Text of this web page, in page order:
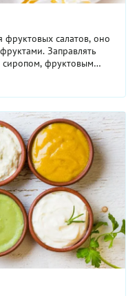
салатов, оно
Заправлять
сиропом, фруктовым